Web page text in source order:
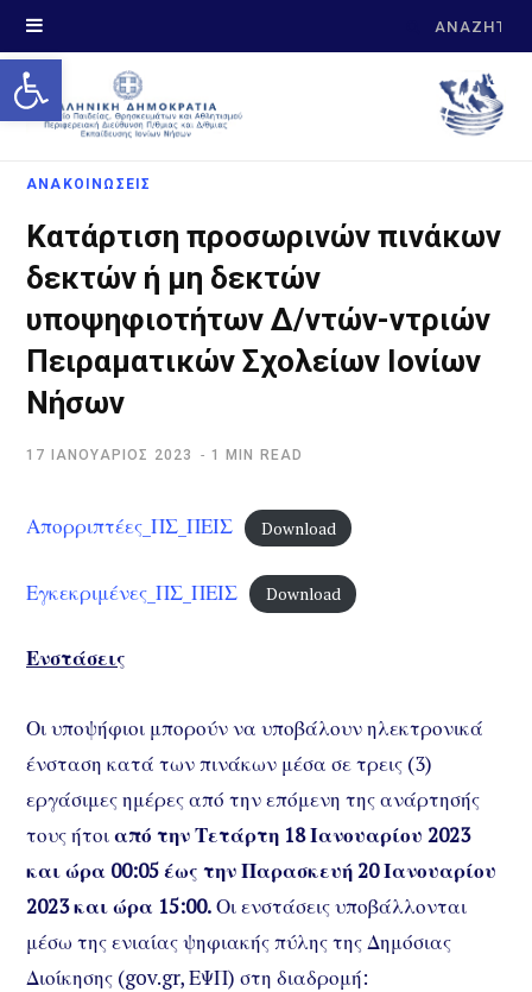
Open toolbar
Search
ΑΝΑΚΟΙΝΩΣΕΙΣ
Κατάρτιση προσωρινών πινάκων
δεκτών ή μη δεκτών
υποψηφιοτήτων Δ/ντών-ντριών
Πειραματικών Σχολείων Ιονίων
Νήσων
17 ΙΑΝΟΥΆΡΙΟΣ 2023 1 MIN READ
Απορριπτέες_ΠΣ_ΠΕΙΣ Download
Εγκεκριμένες_ΠΣ_ΠΕΙΣ Download
Ενστάσεις
Οι υποψήφιοι μπορούν να υποβάλουν ηλεκτρονικά
ένσταση κατά των πινάκων μέσα σε τρεις (3)
εργάσιμες ημέρες από την επόμενη της ανάρτησής
τους ήτοιαπό την Τετάρτη 18 Ιανουαρίου 2023
και ώρα 00:05 έως την Παρασκευή 20 Ιανουαρίου
2023 και ώρα 15:00.Οι ενστάσεις υποβάλλονται
μέσω της ενιαίας ψηφιακής πύλης της Δημόσιας
Διοίκησης (gov.gr, ΕΨΠ) στη διαδρομή: